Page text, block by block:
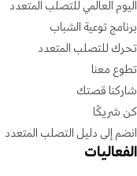
اليوم العالمي للتصلب المتعدد
برنامج توعية الشباب
تحرك للتصلب المتعدد
تطوع معنا
شاركنا قصتك
كن شريكًا
انضم إلى دليل التصلب المتعدد
الفعاليات